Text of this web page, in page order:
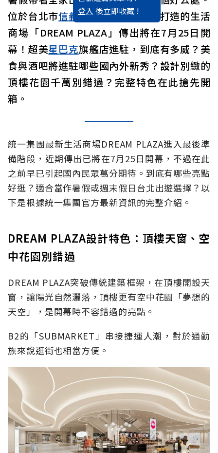
登入 後立即收藏 !
位於台北市信義區，統一集團 全新打造的生活
商場「DREAM PLAZA」傳出將在7月25日開
幕！超美星巴克旗艦店進駐，到底有多威？美
食與酒吧將進駐哪些國內外新秀？設計別緻的
頂樓花園千萬別錯過？完整特色在此搶先開
箱。
統一集團最新生活商場DREAM PLAZA進入最後準
備階段，近期傳出已將在7月25日開幕，不過在此
之前早已引起國內民眾萬分期待。到底有哪些亮點
好逛？適合當作暑假或週末假日台北出遊選擇？以
下是根據統一集團官方最新資訊的完整介紹。
DREAM PLAZA設計特色：頂樓天窗、空
中花園別錯過
DREAM PLAZA突破傳統建築框架，在頂樓開設天
窗，讓陽光自然灑落，頂樓更有空中花園「夢想的
天空」，是開幕時不容錯過的亮點。
B2的「SUBMARKET」串接捷運人潮，對於通勤
族來說逛街也相當方便。